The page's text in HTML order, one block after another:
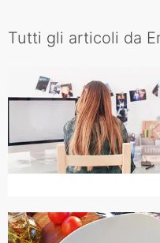
Tutti gli articoli da